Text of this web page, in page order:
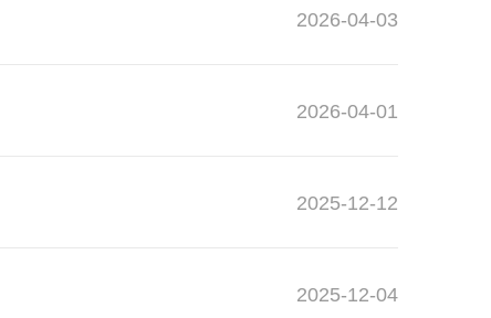
2026-04-03
2026-04-01
2025-12-12
2025-12-04